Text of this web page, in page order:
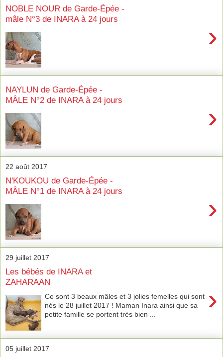
NOBLE NOUR de Garde-Épée -
mâle N°3 de INARA à 24 jours
›
NAYLUN de Garde-Épée -
MÂLE N°2 de INARA à 24 jours
›
22 août 2017
N'KOUKOU de Garde-Épée -
MÂLE N°1 de INARA à 24 jours
›
29 juillet 2017
Les bébés de INARA et
ZAHARAAN
›
Ce sont 3 beaux mâles et 3 jolies femelles qui sont
nés le 28 juillet 2017 ! Maman Inara ainsi que sa
petite famille se portent très bien ...
05 juillet 2017